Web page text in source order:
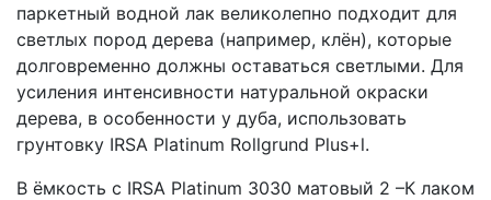
паркетный водной лак великолепно подходит для
светлых пород дерева (например, клён), которые
долговременно должны оставаться светлыми. Для
усиления интенсивности натуральной окраски
дерева, в особенности у дуба, использовать
грунтовку IRSA Platinum Rollgrund Plus+l.
В ёмкость с IRSA Platinum 3030 матовый 2 –К лаком